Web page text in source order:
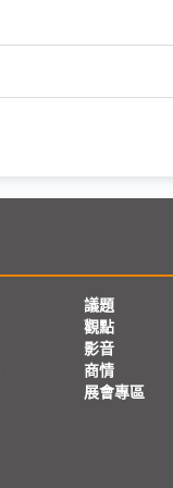
議題
觀點
影音
商情
展會專區